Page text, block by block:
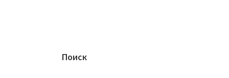
Поиск